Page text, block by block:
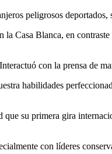
peligrosos deportados,
Casa Blanca, en
con la prensa de
habilidades
su primera gira
con líderes